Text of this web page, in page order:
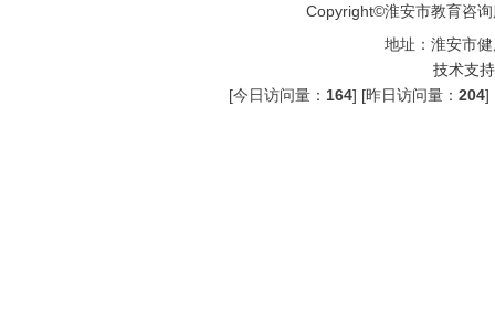
Copyright©淮安市教育咨
地址：淮安市
技术支
[今日访问量： 164] [昨日访问量：204]